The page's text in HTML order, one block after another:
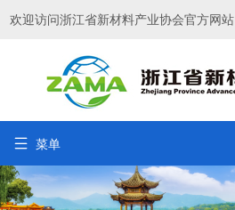
欢迎访问浙江省新材料产业协会官方网站
 菜单